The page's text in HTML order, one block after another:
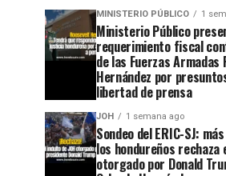
MINISTERIO PÚBLICO 1
Ministerio Público
requerimiento fiscal
de las Fuerzas Armadas
Hernández por
libertad de prensa
JOH 1 semana ago
Sondeo del ERIC-SJ:
los hondureños rechaza
otorgado por Donald